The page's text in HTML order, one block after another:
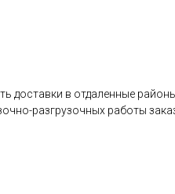
доставки в отдаленные
разгрузочных работы